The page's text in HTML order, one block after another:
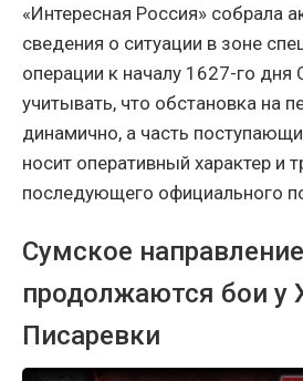
«Интересная Россия» собрала
сведения о ситуации в зоне
операции к началу 1627-го дня
учитывать, что обстановка на
динамично, а часть
носит оперативный характер и
последующего официального
Сумское
продолжаются бои у
Писаревки